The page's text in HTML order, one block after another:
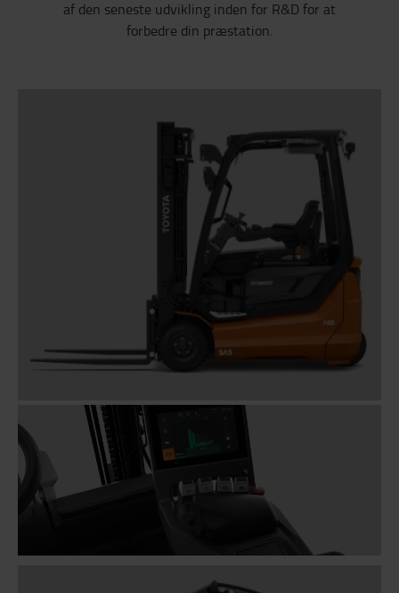
af den seneste udvikling inden for R&D for at
forbedre din præstation.